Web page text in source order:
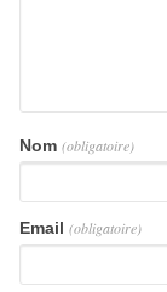
Nom (obligatoire)
Email (obligatoire)